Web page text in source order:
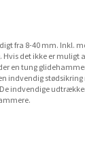
fra 8-40 mm. Inkl.
det ikke er muligt
en tung
indvendig stødsikring
indvendige